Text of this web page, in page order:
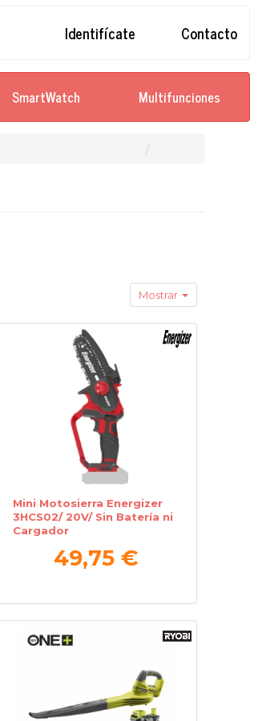
Identifícate Contacto
SmartWatch Multifunciones
Mostrar
Mini Motosierra Energizer
3HCS02/ 20V/ Sin Batería ni
Cargador
49,75 €